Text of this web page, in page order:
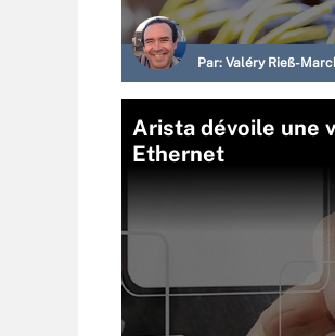
Par: Valéry Rieß-
Arista dévoile une
Ethernet